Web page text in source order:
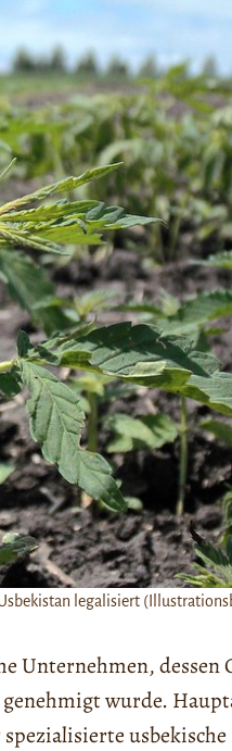
legalisiert
Unternehmen, dessen
wurde.